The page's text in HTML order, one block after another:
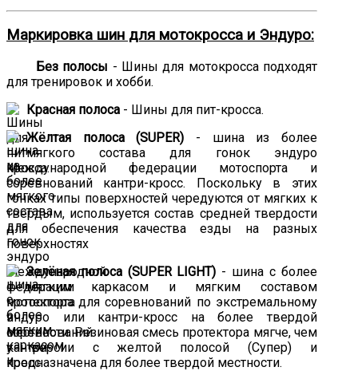
Маркировка шин для мотокросса и Эндуро:
Без полосы - Шины для мотокросса подходят
для тренировок и хобби.
Красная полоса - Шины для пит-кросса.
Жёлтая полоса (SUPER) - шина из более
мягкого состава для гонок эндуро
Международной федерации мотоспорта и
соревнований кантри-кросс. Поскольку в этих
гонках типы поверхностей чередуются от мягких к
твердым, используется состав средней твердости
для обеспечения качества езды на разных
поверхностях
Зелёная полоса (SUPER LIGHT) - шина с более
мягким каркасом и мягким составом
протектора для соревнований по экстремальному
эндуро или кантри-кросс на более твердой
местности. Резиновая смесь протектора мягче, чем
у версии с желтой полосой (Супер) и
предназначена для более твердой местности.